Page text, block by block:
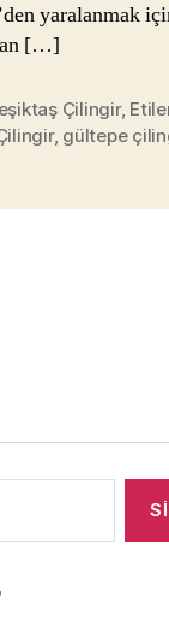
yaralanmak
an […]
Çilingir,
, gültepe